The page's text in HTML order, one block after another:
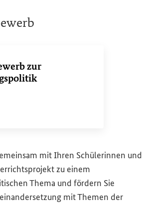
zur
mit Ihren Schülerinnen und
zu einem
Thema und fördern Sie
mit Themen der